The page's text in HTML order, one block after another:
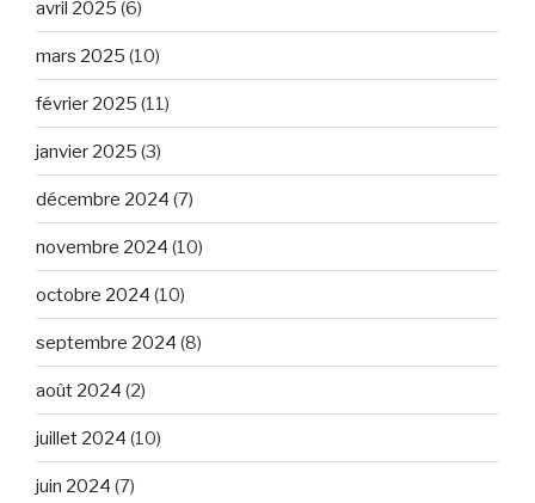
avril 2025 (6)
mars 2025 (10)
février 2025 (11)
janvier 2025 (3)
décembre 2024 (7)
novembre 2024 (10)
octobre 2024 (10)
septembre 2024 (8)
août 2024 (2)
juillet 2024 (10)
juin 2024 (7)